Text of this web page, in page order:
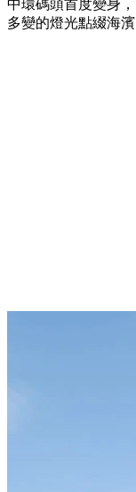
中環碼頭首度變身
多變的燈光點綴海